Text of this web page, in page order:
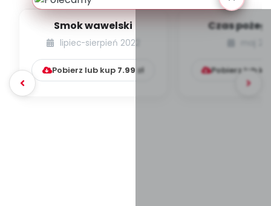
Smok wawelski
lipiec-sierpień 2022
Pobierz lub kup 7.99 zł
Czas
Pobierz lub